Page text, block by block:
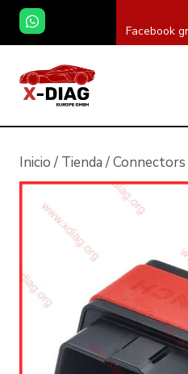
Saltar
contenido
Facebook
Inicio / Tienda /Connectors